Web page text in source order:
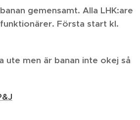
gemensamt. Alla LHK:are
Första start kl.
ute men är banan inte okej så